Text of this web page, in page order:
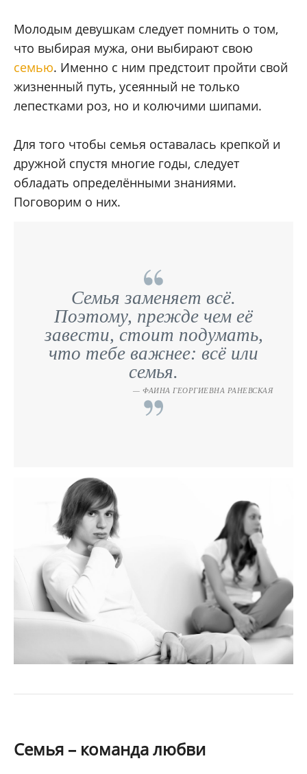
Молодым девушкам следует помнить о том,
что выбирая мужа, они выбирают свою
семью. Именно с ним предстоит пройти свой
жизненный путь, усеянный не только
лепестками роз, но и колючими шипами.
Для того чтобы семья оставалась крепкой и
дружной спустя многие годы, следует
обладать определёнными знаниями.
Поговорим о них.
Семья заменяет всё.
Поэтому, прежде чем её
завести, стоит подумать,
что тебе важнее: всё или
семья.
ФАИНА ГЕОРГИЕВНА РАНЕВСКАЯ
Семья – команда любви